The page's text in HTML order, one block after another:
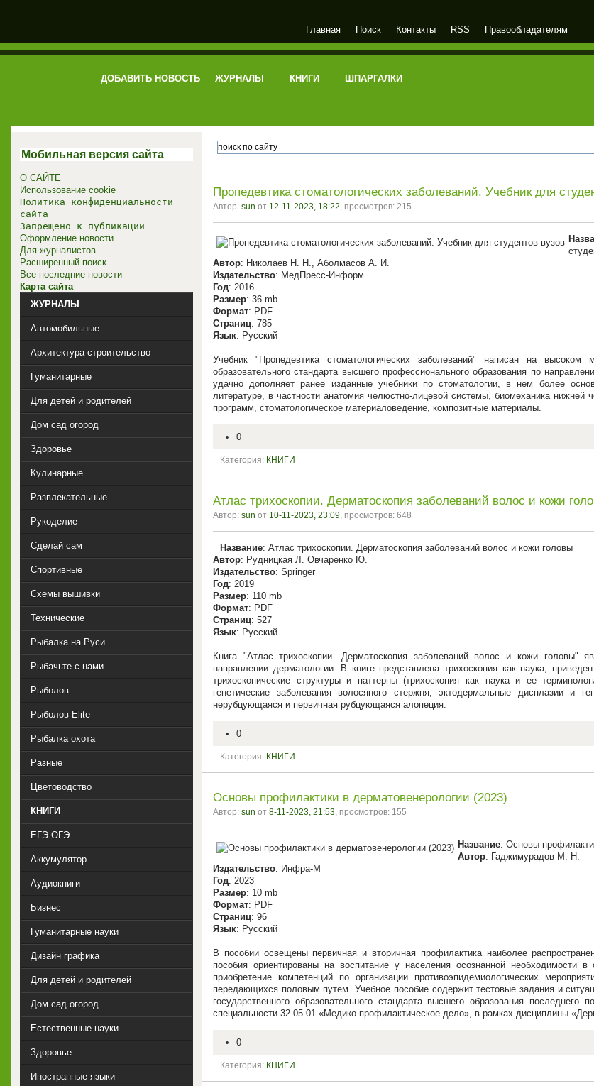
электронная библиотека
Главная Поиск Контакты RSS Правообладателям
ДОБАВИТЬ НОВОСТЬ ЖУРНАЛЫ КНИГИ ШПАРГАЛКИ
Пропедевтика стоматологических заболеваний. Учебник для
Автор: sun от 12-11-2023, 18:22, просмотров: 215
Автор: Николаев Н. Н., Аболмасов А. И.
Издательство: МедПресс-Информ
Год: 2016
Размер: 36 mb
Формат: PDF
Страниц: 785
Язык: Русский
Учебник "Пропедевтика стоматологических заболеваний" написан на высоком
образовательного стандарта высшего профессионального образования по
удачно дополняет ранее изданные учебники по стоматологии, в нем более
литературе, в частности анатомия челюстно-лицевой системы, биомеханика нижней
программ, стоматологическое материаловедение, композитные материалы.
0
Категория: КНИГИ
Атлас трихоскопии. Дерматоскопия заболеваний волос и кожи
Автор: sun от 10-11-2023, 23:09, просмотров: 648
Название: Атлас трихоскопии. Дерматоскопия заболеваний волос и кожи головы
Автор: Рудницкая Л. Овчаренко Ю.
Издательство: Springer
Год: 2019
Размер: 110 mb
Формат: PDF
Страниц: 527
Язык: Русский
Книга "Атлас трихоскопии. Дерматоскопия заболеваний волос и кожи головы"
направлении дерматологии. В книге представлена трихоскопия как наука,
трихоскопические структуры и паттерны (трихоскопия как наука и ее
генетические заболевания волосяного стержня, эктодермальные дисплазии и
нерубцующаяся и первичная рубцующаяся алопеция.
0
Категория: КНИГИ
Основы профилактики в дерматовенерологии (2023)
Автор: sun от 8-11-2023, 21:53 , просмотров: 155
Название: Основы
Автор: Гаджимурадов М. Н.
Издательство: Инфра-М
Год: 2023
Размер: 10 mb
Формат: PDF
Страниц: 96
Язык: Русский
В пособии освещены первичная и вторичная профилактика наиболее
пособия ориентированы на воспитание у населения осознанной необходимости
приобретение компетенций по организации противоэпидемиологических
передающихся половым путем. Учебное пособие содержит тестовые задания и
государственного образовательного стандарта высшего образования
специальности 32.05.01 «Медико-профилактическое дело», в рамках дисциплины
0
Категория: КНИГИ
Мобильная версия сайта
О САЙТЕ
Использование cookie
Политика конфиденциальности
сайта
Запрещено к публикации
Оформление новости
Для журналистов
Расширенный поиск
Все последние новости
Карта сайта
ЖУРНАЛЫ
Автомобильные
Архитектура строительство
Гуманитарные
Для детей и родителей
Дом сад огород
Здоровье
Кулинарные
Развлекательные
Рукоделие
Сделай сам
Спортивные
Схемы вышивки
Технические
Рыбалка на Руси
Рыбачьте с нами
Рыболов
Рыболов Elite
Рыбалка охота
Разные
Цветоводство
КНИГИ
ЕГЭ ОГЭ
Аккумулятор
Аудиокниги
Бизнес
Гуманитарные науки
Дизайн графика
Для детей и родителей
Дом сад огород
Естественные науки
Здоровье
Иностранные языки